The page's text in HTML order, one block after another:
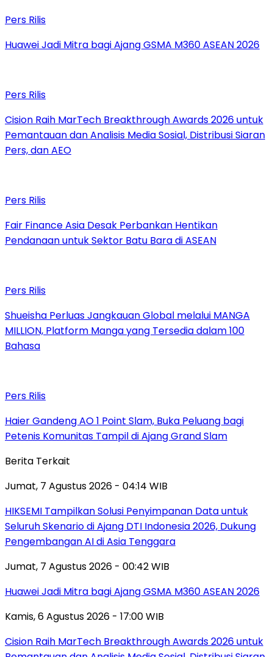
Pers Rilis
Huawei Jadi Mitra bagi Ajang GSMA M360 ASEAN 2026
Pers Rilis
Cision Raih MarTech Breakthrough Awards 2026 untuk
Pemantauan dan Analisis Media Sosial, Distribusi Siaran
Pers, dan AEO
Pers Rilis
Fair Finance Asia Desak Perbankan Hentikan
Pendanaan untuk Sektor Batu Bara di ASEAN
Pers Rilis
Shueisha Perluas Jangkauan Global melalui MANGA
MILLION, Platform Manga yang Tersedia dalam 100
Bahasa
Pers Rilis
Haier Gandeng AO 1 Point Slam, Buka Peluang bagi
Petenis Komunitas Tampil di Ajang Grand Slam
Berita Terkait
Jumat, 7 Agustus 2026 - 04:14 WIB
HIKSEMI Tampilkan Solusi Penyimpanan Data untuk
Seluruh Skenario di Ajang DTI Indonesia 2026, Dukung
Pengembangan AI di Asia Tenggara
Jumat, 7 Agustus 2026 - 00:42 WIB
Huawei Jadi Mitra bagi Ajang GSMA M360 ASEAN 2026
Kamis, 6 Agustus 2026 - 17:00 WIB
Cision Raih MarTech Breakthrough Awards 2026 untuk